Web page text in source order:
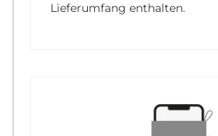
Lieferumfang enthalten.